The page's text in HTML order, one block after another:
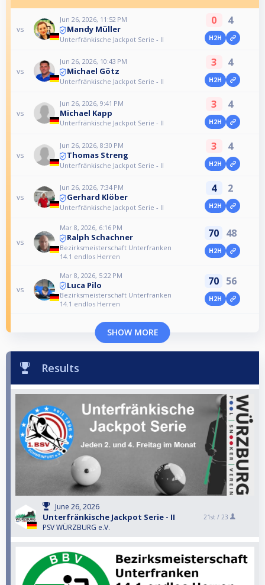
vs
Jun 26, 2026, 11:52 PM
Mandy Müller
Unterfränkische Jackpot Serie - II
0 4
H2H
vs
Jun 26, 2026, 10:43 PM
Michael Götz
Unterfränkische Jackpot Serie - II
3 4
H2H
vs
Jun 26, 2026, 9:41 PM
Michael Kapp
Unterfränkische Jackpot Serie - II
3 4
H2H
vs
Jun 26, 2026, 8:30 PM
Thomas Streng
Unterfränkische Jackpot Serie - II
3 4
H2H
vs
Jun 26, 2026, 7:34 PM
Gerhard Klöber
Unterfränkische Jackpot Serie - II
4 2
H2H
vs
Mar 8, 2026, 6:16 PM
Ralph Schachner
Bezirksmeisterschaft Unterfranken
14.1 endlos Herren
70 48
H2H
vs
Mar 8, 2026, 5:22 PM
Luca Pilo
Bezirksmeisterschaft Unterfranken
14.1 endlos Herren
70 56
H2H
SHOW MORE
Results
June 26, 2026
Unterfränkische Jackpot Serie - II
PSV WÜRZBURG e.V.
21st / 23